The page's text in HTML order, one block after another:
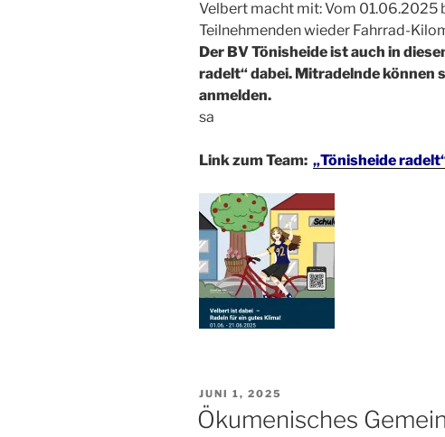
Velbert macht mit: Vom 01.06.2025
Teilnehmenden wieder Fahrrad-
Der BV Tönisheide ist auch in
radelt“ dabei. Mitradelnde können
anmelden.
sa
Link zum Team: „Tönisheide
VERÖFFENTLICHT
AM
JUNI 1, 2025
Ökumenisches